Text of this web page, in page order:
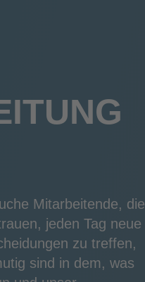
Mitarbeitende, die
jeden Tag neue
zu treffen,
sind in dem, was